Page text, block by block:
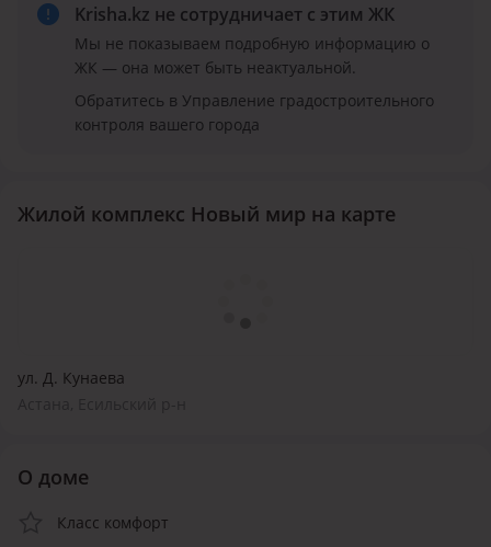
Krisha.kz не сотрудничает с этим ЖК
Мы не показываем подробную информацию о
ЖК — она может быть неактуальной.
Обратитесь в Управление градостроительного
контроля вашего города
Жилой комплекс Новый мир на карте
ул. Д. Кунаева
О доме
Класс комфорт